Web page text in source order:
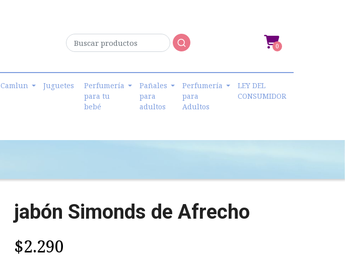
0
Camlun Juguetes
Perfumería
para tu
bebé
Pañales
para
adultos
Perfumería
para
Adultos
LEY DEL
CONSUMIDOR
jabón Simonds de Afrecho
$2.290